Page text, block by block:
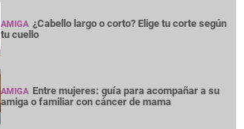
AMIGA ¿Cabello largo o corto? Elige tu corte según
tu cuello
AMIGA Entre mujeres: guía para acompañar a su
amiga o familiar con cáncer de mama